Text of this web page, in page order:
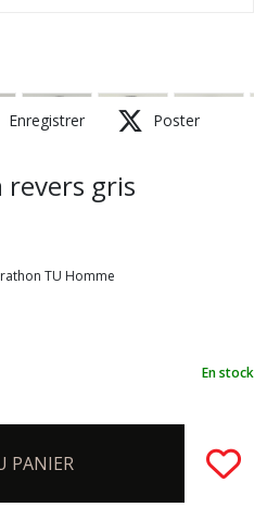
Enregistrer Poster
gris
TU Homme
En stock
PANIER